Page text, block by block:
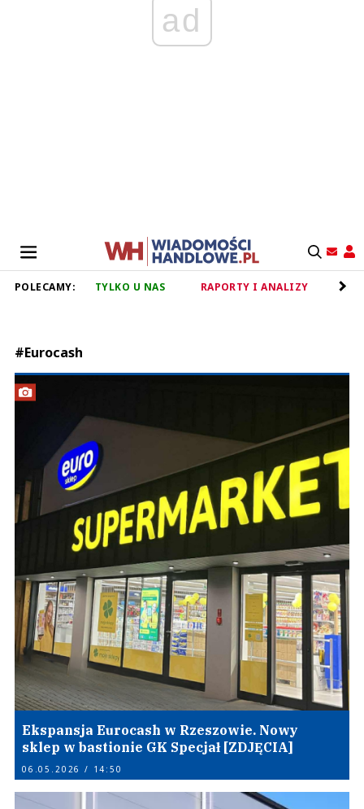
ad
POLECAMY: TYLKO U NAS RAPORTY I ANALIZY
#Eurocash
Ekspansja Eurocash w Rzeszowie. Nowy
sklep w bastionie GK Specjał [ZDJĘCIA]
06.05.2026 / 14:50